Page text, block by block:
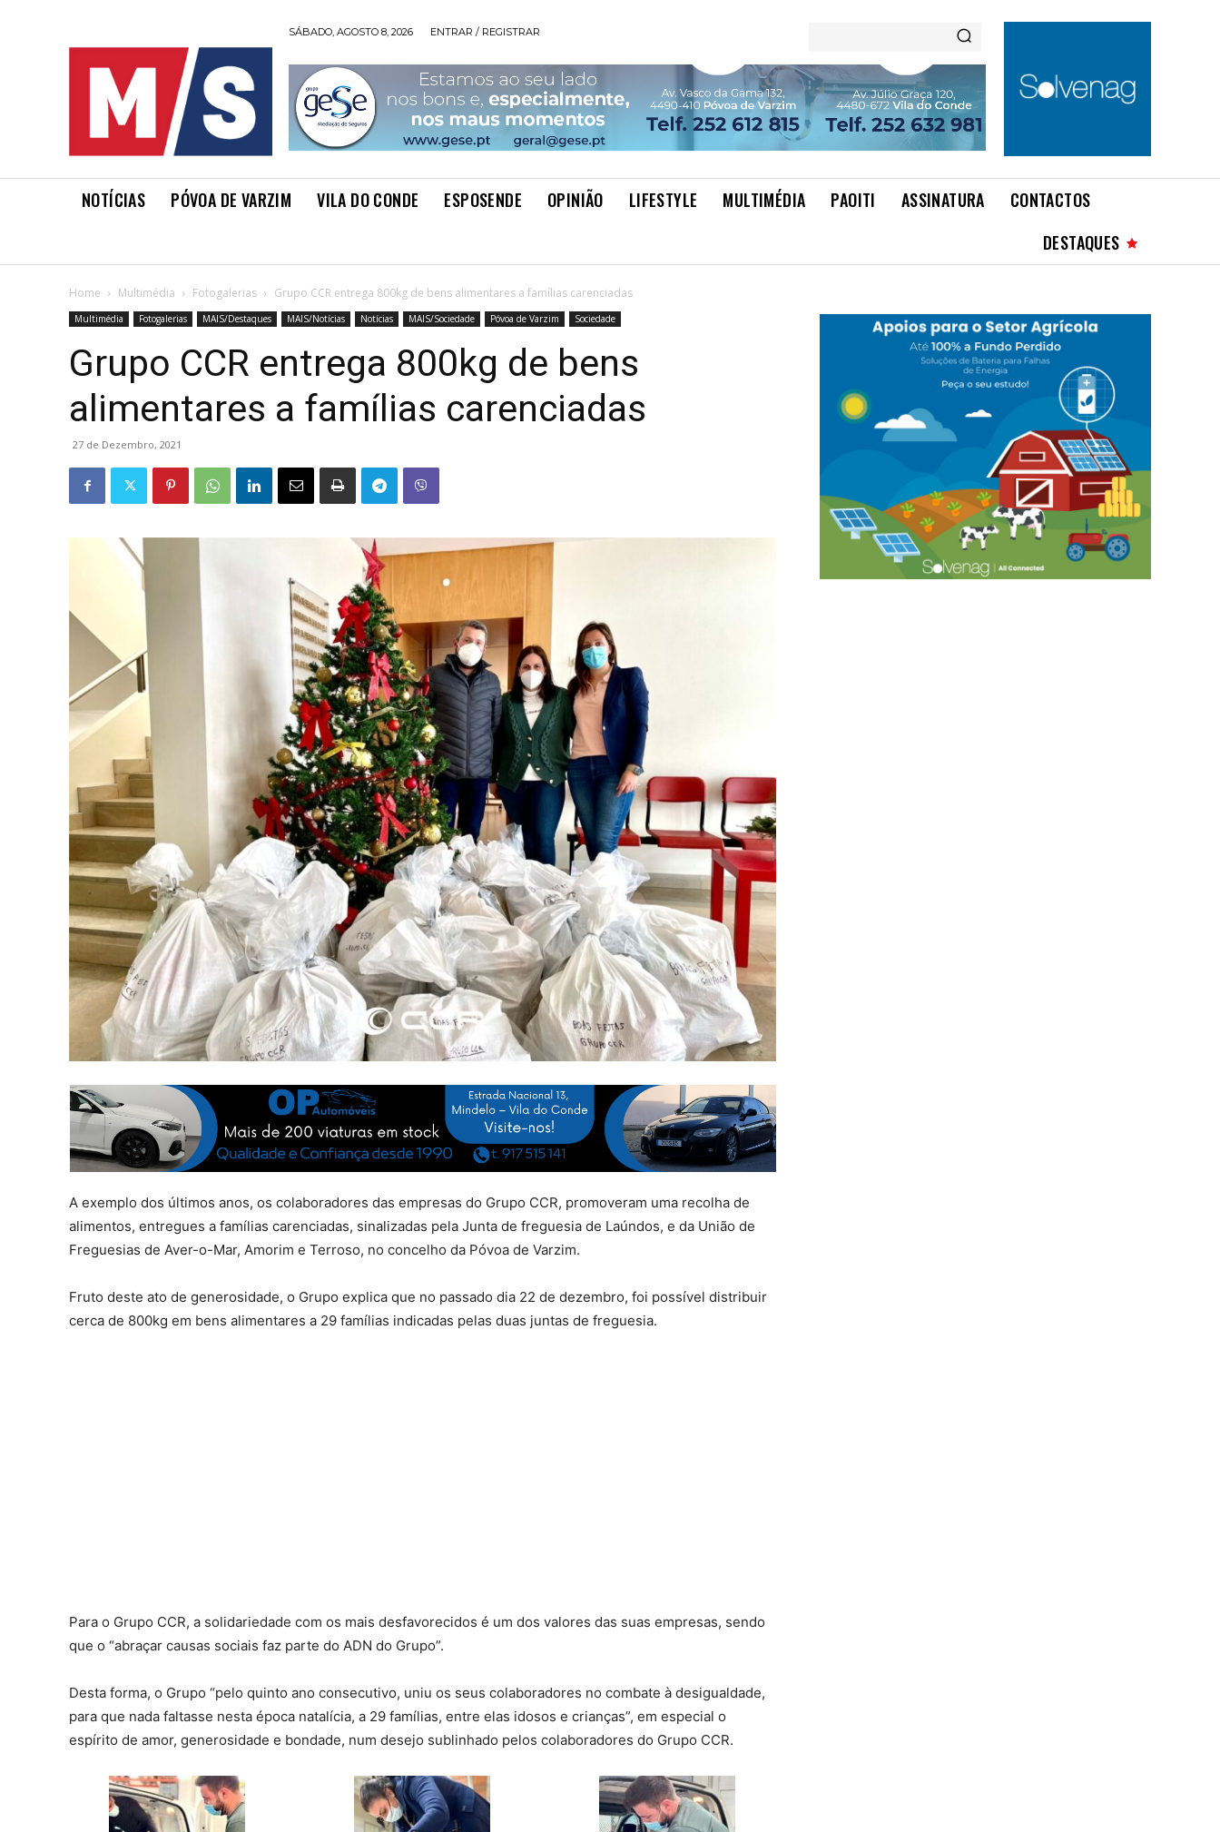
SÁBADO, AGOSTO 8, 2026 ENTRAR / REGISTRAR
NOTÍCIAS PÓVOA DE VARZIM VILA DO CONDE ESPOSENDE OPINIÃO LIFESTYLE MULTIMÉDIA PAOITI ASSINATURA
CONTACTOS
DESTAQUES
Home Multimédia Fotogalerias Grupo CCR entrega 800kg de bens alimentares a famílias carenciadas
Multimédia Fotogalerias MAIS/Destaques MAIS/Notícias Notícias MAIS/Sociedade Póvoa de Varzim Sociedade
Grupo CCR entrega 800kg de bens
alimentares a famílias carenciadas
27 de Dezembro, 2021
A exemplo dos últimos anos, os colaboradores das empresas do Grupo CCR, promoveram uma recolha de
alimentos, entregues a famílias carenciadas, sinalizadas pela Junta de freguesia de Laúndos, e da União de
Freguesias de Aver-o-Mar, Amorim e Terroso, no concelho da Póvoa de Varzim.
Fruto deste ato de generosidade, o Grupo explica que no passado dia 22 de dezembro, foi possível distribuir
cerca de 800kg em bens alimentares a 29 famílias indicadas pelas duas juntas de freguesia.
Para o Grupo CCR, a solidariedade com os mais desfavorecidos é um dos valores das suas empresas, sendo
que o “abraçar causas sociais faz parte do ADN do Grupo”.
Desta forma, o Grupo “pelo quinto ano consecutivo, uniu os seus colaboradores no combate à desigualdade,
para que nada faltasse nesta época natalícia, a 29 famílias, entre elas idosos e crianças”, em especial o
espírito de amor, generosidade e bondade, num desejo sublinhado pelos colaboradores do Grupo CCR.